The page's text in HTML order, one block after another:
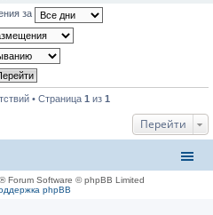
за
• Страница 1 из 1
Перейти
® Forum Software © phpBB Limited
phpBB